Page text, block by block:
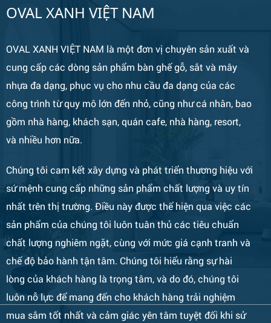
Bàn Ghế 133
Bàn Ghế 132
OVAL XANH VIỆT NAM
OVAL XANH VIỆT NAM là một đơn vị chuyên sản xuất và
cung cấp các dòng sản phẩm bàn ghế gỗ, sắt và mây
nhựa đa dạng, phục vụ cho nhu cầu đa dạng của các
công trình từ quy mô lớn đến nhỏ, cũng như cá nhân, bao
gồm nhà hàng, khách sạn, quán cafe, nhà hàng, resort,
và nhiều hơn nữa.
Chúng tôi cam kết xây dựng và phát triển thương hiệu với
sứ mệnh cung cấp những sản phẩm chất lượng và uy tín
nhất trên thị trường. Điều này được thể hiện qua việc các
sản phẩm của chúng tôi luôn tuân thủ các tiêu chuẩn
chất lượng nghiêm ngặt, cùng với mức giá cạnh tranh và
chế độ bảo hành tận tâm. Chúng tôi hiểu rằng sự hài
lòng của khách hàng là trọng tâm, và do đó, chúng tôi
luôn nỗ lực để mang đến cho khách hàng trải nghiệm
mua sắm tốt nhất và cảm giác yên tâm tuyệt đối khi sử